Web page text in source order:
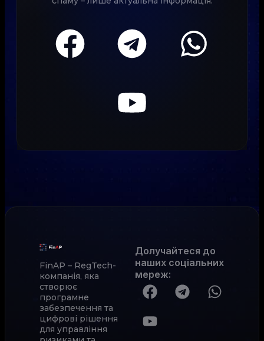
FinAP – RegTech-
компанія, яка
створює
програмне
забезпечення та
цифрові рішення
для управління
Долучайтеся до
наших соціальних
мереж: